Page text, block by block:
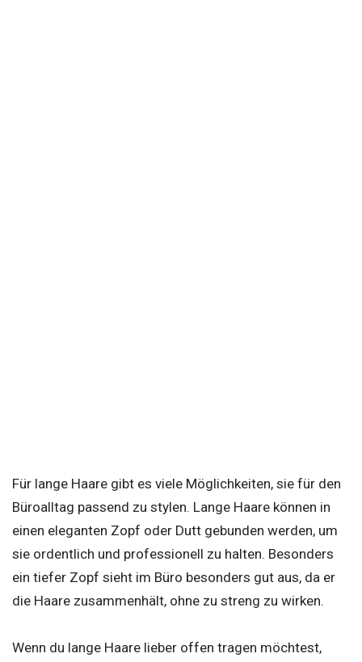
Für lange Haare gibt es viele Möglichkeiten, sie für den
Büroalltag passend zu stylen. Lange Haare können in
einen eleganten Zopf oder Dutt gebunden werden, um
sie ordentlich und professionell zu halten. Besonders
ein tiefer Zopf sieht im Büro besonders gut aus, da er
die Haare zusammenhält, ohne zu streng zu wirken.
Wenn du lange Haare lieber offen tragen möchtest,